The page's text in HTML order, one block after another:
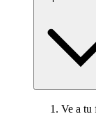
Ve a tu